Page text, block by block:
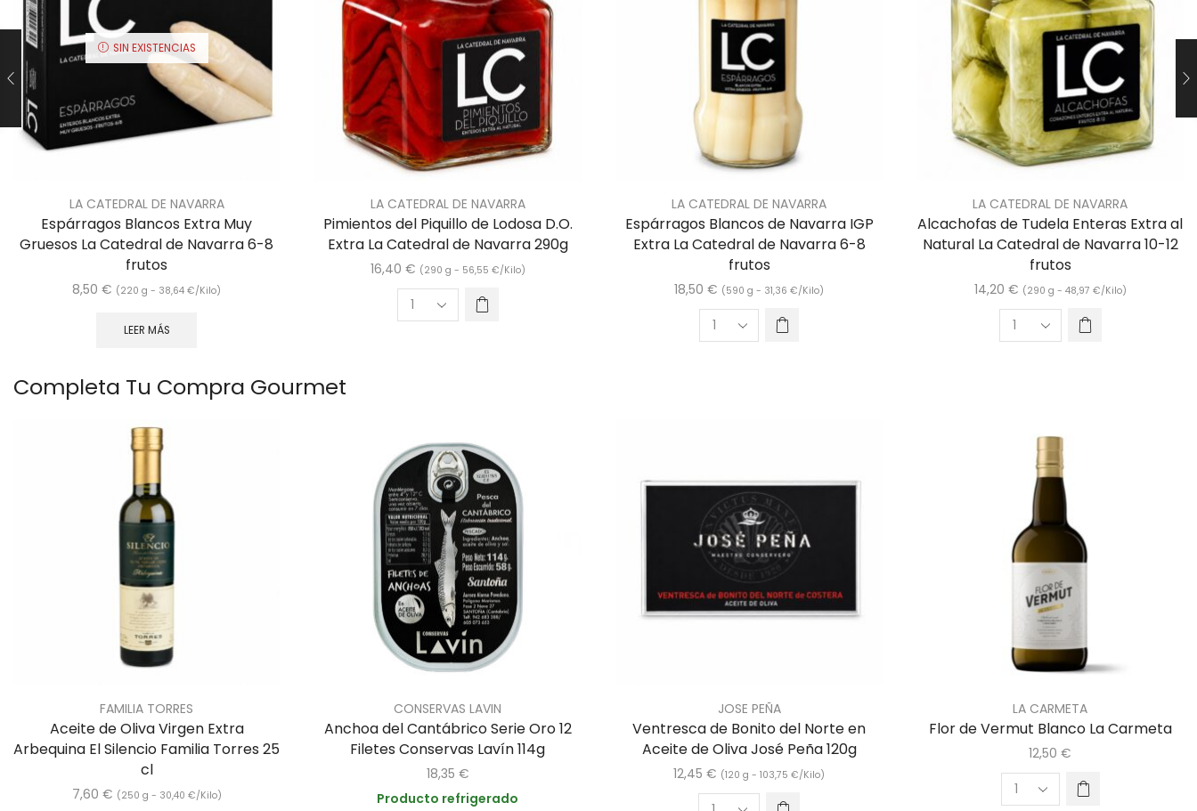
SIN EXISTENCIAS
LA CATEDRAL DE NAVARRA
Espárragos Blancos Extra Muy
Gruesos La Catedral de Navarra 6-8
frutos
8,50€ (220 g - 38,64€/Kilo)
LEER MÁS
LA CATEDRAL DE NAVARRA
Pimientos del Piquillo de Lodosa D.O.
Extra La Catedral de Navarra 290g
16,40 € (290 g - 56,55 €/Kilo)
LA CATEDRAL DE NAVARRA
Espárragos Blancos de Navarra IGP
Extra La Catedral de Navarra 6-8
frutos
18,50€ (590 g - 31,36€/Kilo)
LA CATEDRAL DE NAVARRA
Alcachofas de Tudela Enteras Extra al
Natural La Catedral de Navarra 10-12
frutos
14,20 € (290 g - 48,97 €/Kilo)
Completa Tu Compra Gourmet
FAMILIA TORRES
Aceite de Oliva Virgen Extra
Arbequina El Silencio Familia Torres 25
cl
7,60 € (250 g - 30,40 €/Kilo)
CONSERVAS LAVIN
Anchoa del Cantábrico Serie Oro 12
Filetes Conservas Lavín 114g
18,35 €
Producto refrigerado
JOSE PEÑA
Ventresca de Bonito del Norte en
Aceite de Oliva José Peña 120g
12,45€ (120 g -103,75€/Kilo)
LA CARMETA
Flor de Vermut Blanco La Carmeta
12,50€